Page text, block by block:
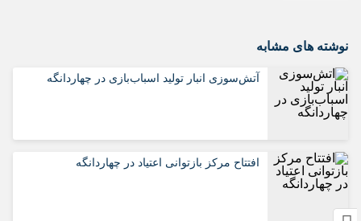
نوشته های مشابه
آتش‌سوزی انبار تولید اسباب‌بازی در چهاردانگه
افتتاح مرکز بازتوانی اعتیاد در چهاردانگه